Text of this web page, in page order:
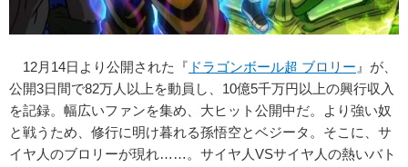
12月14日より公開された『 ドラゴンボール超 ブロリー 』が、
公開3日間で82万人以上を動員し、10億5千万円以上の興行収入
を記録。幅広いファンを集め、大ヒット公開中だ。より強い奴
と戦うため、修行に明け暮れる孫悟空とベジータ。そこに、サ
イヤ人のブロリーが現れ……。サイヤ人VSサイヤ人の熱いバト